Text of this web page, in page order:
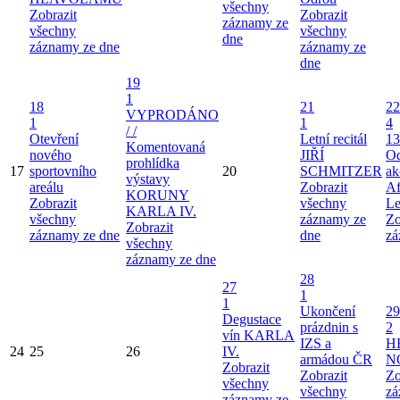
Zobrazit
všechny
záznamy ze dne
všechny
záznamy ze
dne
Zobrazit
všechny
záznamy ze
dne
17
18
1
Otevření
nového
sportovního
areálu
Zobrazit
všechny
záznamy ze dne
19
1
VYPRODÁNO
/ /
Komentovaná
prohlídka
výstavy
KORUNY
KARLA IV.
Zobrazit
všechny
záznamy ze dne
20
21
1
Letní recitál
JIŘÍ
SCHMITZER
Zobrazit
všechny
záznamy ze
dne
22
4
24 25 26
27
1
Degustace
vín KARLA
IV.
Zobrazit
všechny
28
1
Ukončení
prázdnin s
IZS a
armádou ČR
Zobrazit
všechny
29
2